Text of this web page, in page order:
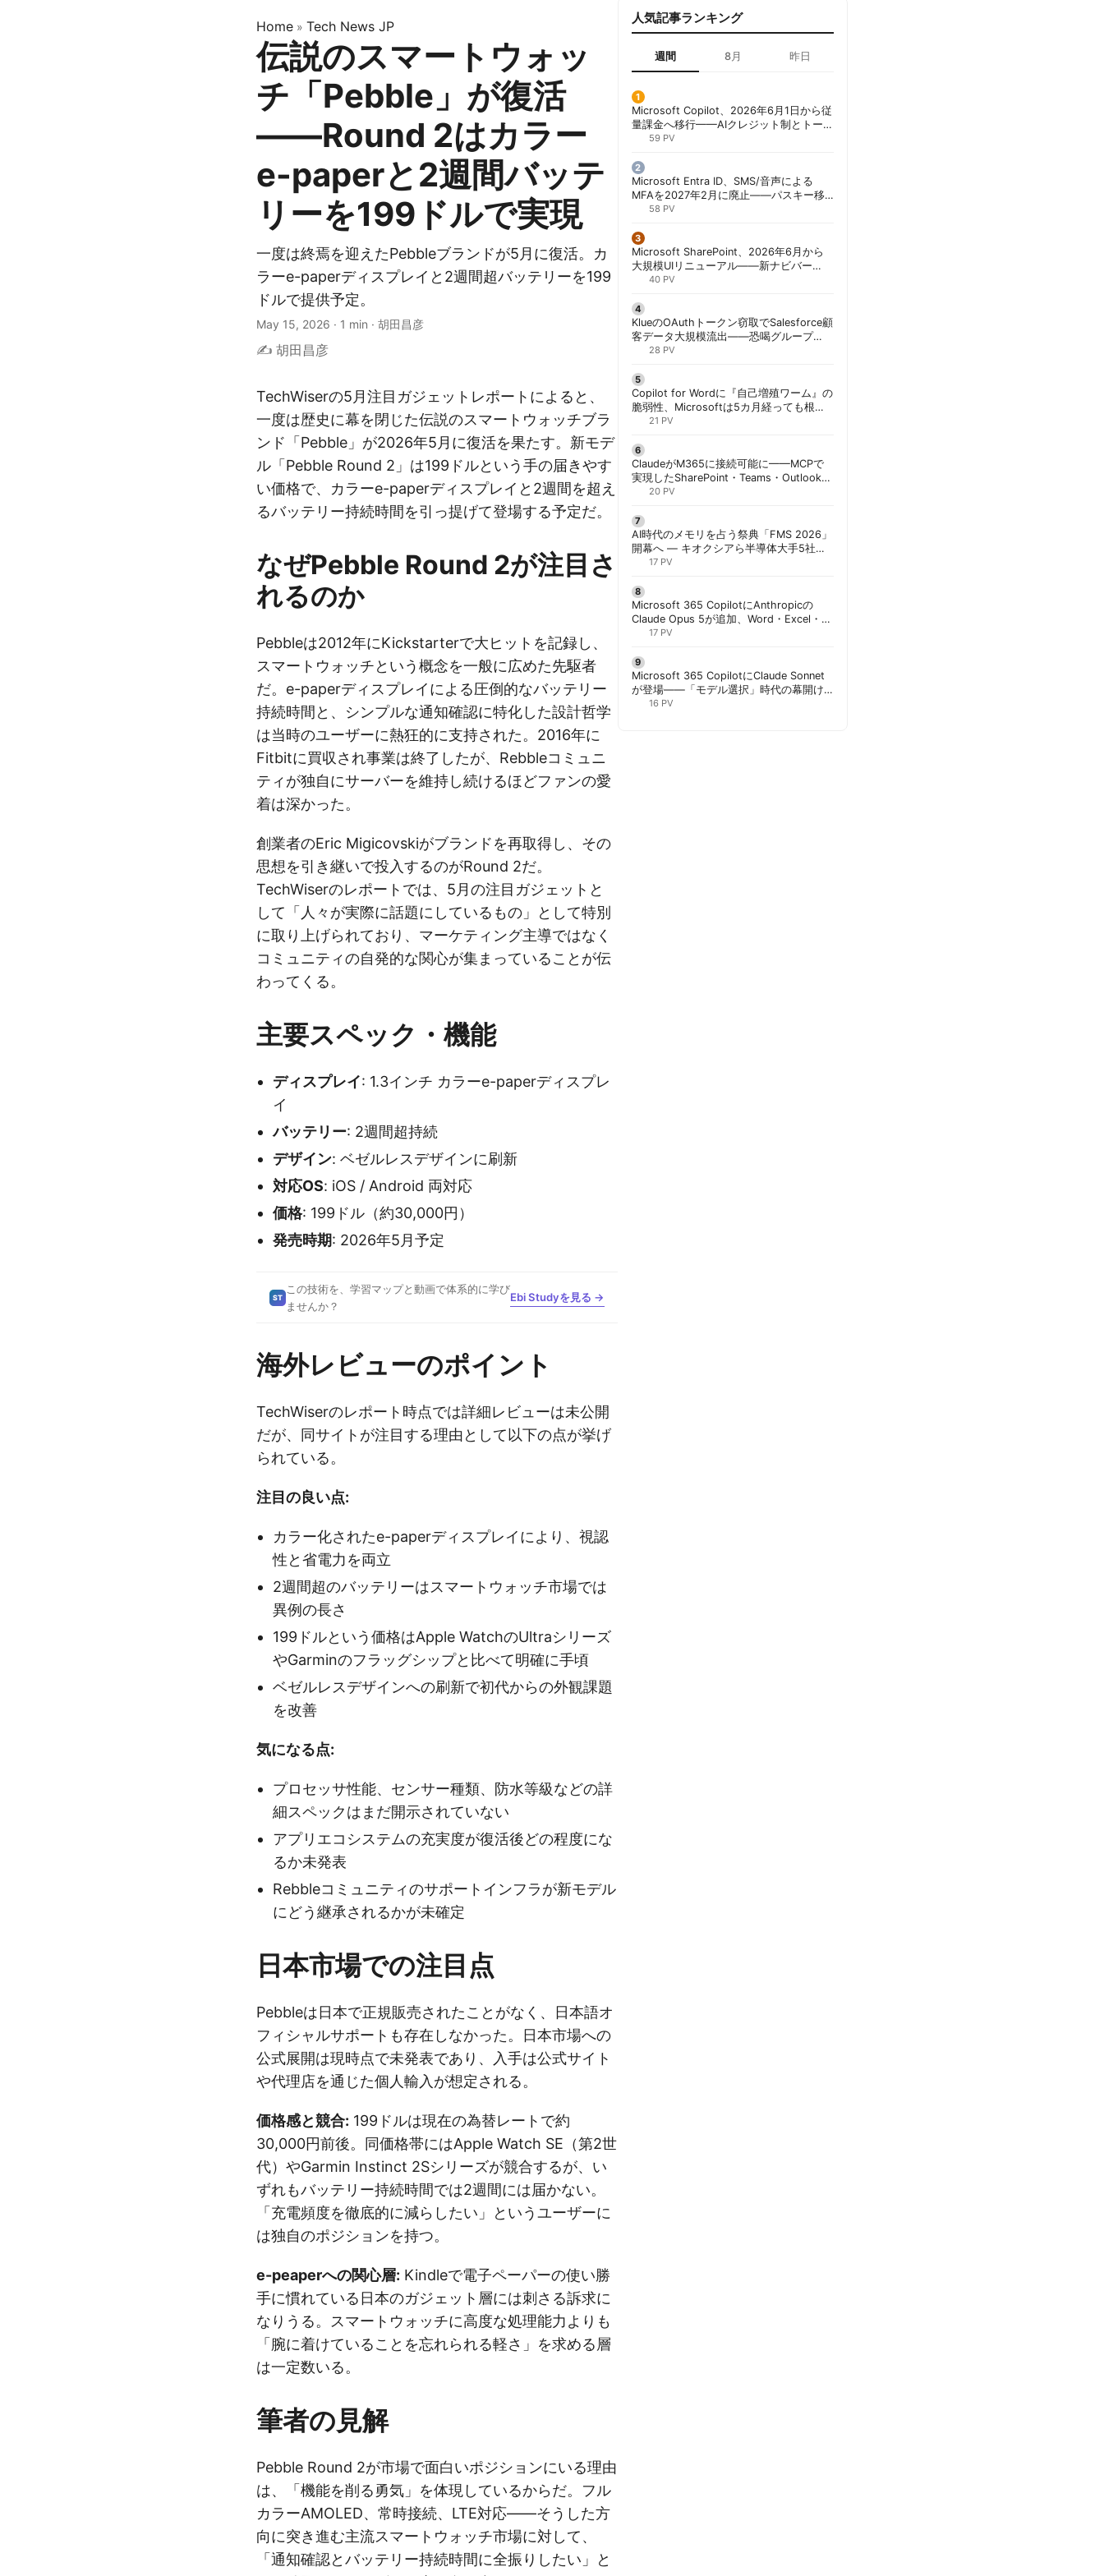
Home » Tech News JP
伝説のスマートウォッ
チ「Pebble」が復活
——Round 2はカラー
e-paperと2週間バッテ
リーを199ドルで実現
一度は終焉を迎えたPebbleブランドが5月に復活。カ
ラーe-paperディスプレイと2週間超バッテリーを199
ドルで提供予定。
May 15, 2026 · 1 min · 胡田昌彦
✍️ 胡田昌彦
TechWiserの5月注目ガジェットレポートによると、
一度は歴史に幕を閉じた伝説のスマートウォッチブラ
ンド「Pebble」が2026年5月に復活を果たす。新モデ
ル「Pebble Round 2」は199ドルという手の届きやす
い価格で、カラーe-paperディスプレイと2週間を超え
るバッテリー持続時間を引っ提げて登場する予定だ。
なぜPebble Round 2が注目さ
れるのか
Pebbleは2012年にKickstarterで大ヒットを記録し、
スマートウォッチという概念を一般に広めた先駆者
だ。e-paperディスプレイによる圧倒的なバッテリー
持続時間と、シンプルな通知確認に特化した設計哲学
は当時のユーザーに熱狂的に支持された。2016年に
Fitbitに買収され事業は終了したが、Rebbleコミュニ
ティが独自にサーバーを維持し続けるほどファンの愛
着は深かった。
創業者のEric Migicovskiがブランドを再取得し、その
思想を引き継いで投入するのがRound 2だ。
TechWiserのレポートでは、5月の注目ガジェットと
して「人々が実際に話題にしているもの」として特別
に取り上げられており、マーケティング主導ではなく
コミュニティの自発的な関心が集まっていることが伝
わってくる。
主要スペック・機能
ディスプレイ: 1.3インチ カラーe-paperディスプレ
イ
バッテリー: 2週間超持続
デザイン: ベゼルレスデザインに刷新
対応OS: iOS / Android 両対応
価格: 199ドル（約30,000円）
発売時期: 2026年5月予定
ST
この技術を、学習マップと動画で体系的に学び
ませんか？
Ebi Studyを見る →
海外レビューのポイント
TechWiserのレポート時点では詳細レビューは未公開
だが、同サイトが注目する理由として以下の点が挙げ
られている。
注目の良い点:
カラー化されたe-paperディスプレイにより、視認
性と省電力を両立
2週間超のバッテリーはスマートウォッチ市場では
異例の長さ
199ドルという価格はApple WatchのUltraシリーズ
やGarminのフラッグシップと比べて明確に手頃
ベゼルレスデザインへの刷新で初代からの外観課題
を改善
気になる点:
プロセッサ性能、センサー種類、防水等級などの詳
細スペックはまだ開示されていない
アプリエコシステムの充実度が復活後どの程度にな
るか未発表
Rebbleコミュニティのサポートインフラが新モデル
にどう継承されるかが未確定
日本市場での注目点
Pebbleは日本で正規販売されたことがなく、日本語オ
フィシャルサポートも存在しなかった。日本市場への
公式展開は現時点で未発表であり、入手は公式サイト
や代理店を通じた個人輸入が想定される。
価格感と競合: 199ドルは現在の為替レートで約
30,000円前後。同価格帯にはApple Watch SE（第2世
代）やGarmin Instinct 2Sシリーズが競合するが、い
ずれもバッテリー持続時間では2週間には届かない。
「充電頻度を徹底的に減らしたい」というユーザーに
は独自のポジションを持つ。
e-peaperへの関心層: Kindleで電子ペーパーの使い勝
手に慣れている日本のガジェット層には刺さる訴求に
なりうる。スマートウォッチに高度な処理能力よりも
「腕に着けていることを忘れられる軽さ」を求める層
は一定数いる。
筆者の見解
Pebble Round 2が市場で面白いポジションにいる理由
は、「機能を削る勇気」を体現しているからだ。フル
カラーAMOLED、常時接続、LTE対応——そうした方
向に突き進む主流スマートウォッチ市場に対して、
「通知確認とバッテリー持続時間に全振りしたい」と
人気記事ランキング
週間 8月 昨日
Microsoft Copilot、2026年6月1日から従
量課金へ移行——AIクレジット制とトーク
ンコストで「メーターショック」を回避
59 PV
Microsoft Entra ID、SMS/音声による
MFAを2027年2月に廃止——パスキー移
行が既定に | 胡田昌彦
58 PV
Microsoft SharePoint、2026年6月から
大規模UIリニューアル——新ナビバー
「Discover/Publish/Build」とAI機能を段
40 PV
KlueのOAuthトークン窃取でSalesforce顧
客データ大規模流出——恐喝グループ
「Icarus」が犯行声明 | 胡田昌彦
28 PV
Copilot for Wordに『自己増殖ワーム』の
脆弱性、Microsoftは5カ月経っても根本
対策できず | 胡田昌彦
21 PV
ClaudeがM365に接続可能に——MCPで
実現したSharePoint・Teams・Outlook連
携、セキュリティと実務への影響を読み
20 PV
AI時代のメモリを占う祭典「FMS 2026」
開幕へ ― キオクシアら半導体大手5社が
基調講演に集結 | 胡田昌彦
17 PV
Microsoft 365 CopilotにAnthropicの
Claude Opus 5が追加、Word・Excel・
PowerPointで選択可能に | 胡田昌彦
17 PV
Microsoft 365 CopilotにClaude Sonnet
が登場——「モデル選択」時代の幕開け
と管理者が知るべき注意点 | 胡田昌彦
16 PV